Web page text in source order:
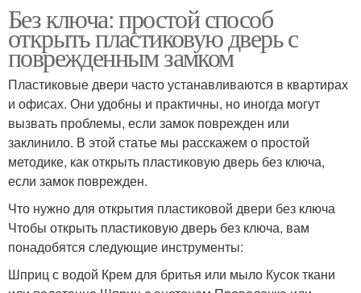
Без ключа: простой способ
открыть пластиковую дверь с
поврежденным замком
Пластиковые двери часто устанавливаются в квартирах
и офисах. Они удобны и практичны, но иногда могут
вызвать проблемы, если замок поврежден или
заклинило. В этой статье мы расскажем о простой
методике, как открыть пластиковую дверь без ключа,
если замок поврежден.
Что нужно для открытия пластиковой двери без ключа
Чтобы открыть пластиковую дверь без ключа, вам
понадобятся следующие инструменты:
Шприц с водой Крем для бритья или мыло Кусок ткани